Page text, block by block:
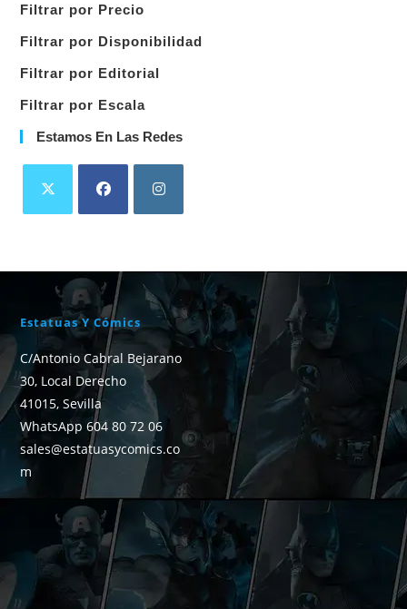
categoría
Filtrar por Precio
Filtrar por Disponibilidad
Filtrar por Editorial
Filtrar por Escala
Estamos En Las Redes
Estatuas Y Cómics
C/Antonio Cabral Bejarano
30, Local Derecho
41015, Sevilla
WhatsApp 604 80 72 06
sales@estatuasycomics.co
m